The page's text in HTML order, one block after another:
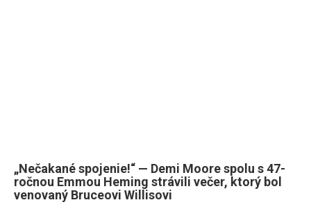
„Nečakané spojenie!“ — Demi Moore spolu s 47-
ročnou Emmou Heming strávili večer, ktorý bol
venovaný Bruceovi Willisovi